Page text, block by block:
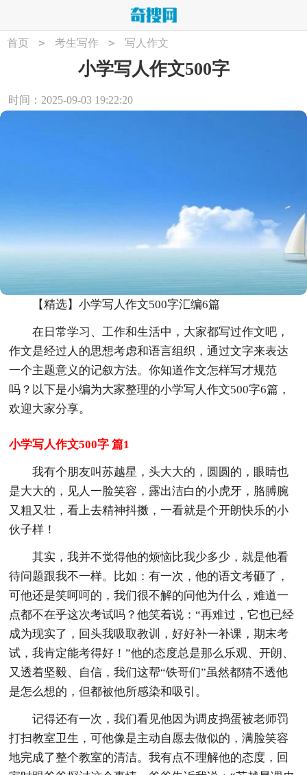
首页 > 考生写作 > 写人作文
小学写人作文500字
时间：2025-09-03 19:22:20
【精选】小学写人作文500字汇编6篇
在日常学习、工作和生活中，大家都写过作文吧，
作文是经过人的思想考虑和语言组织，通过文字来表达
一个主题意义的记叙方法。你知道作文怎样写才规范
吗？以下是小编为大家整理的小学写人作文500字6篇，
欢迎大家分享。
小学写人作文500字 篇1
我有个朋友叫苏越星，头大大的，圆圆的，眼睛也
是大大的，见人一脸笑容，露出洁白的小虎牙，胳膊腕
又粗又壮，看上去精神抖擞，一看就是个开朗快乐的小
伙子样！
其实，我并不觉得他的烦恼比我少多少，就是他看
待问题跟我不一样。比如：有一次，他的语文考砸了，
可他还是笑呵呵的，我们很不解的问他为什么，难道一
点都不在乎这次考试吗？他笑着说：“再难过，它也已经
成为现实了，回头我吸取教训，好好补一补课，期末考
试，我肯定能考得好！”他的态度总是那么乐观、开朗、
又透着坚毅、自信，我们这帮“铁哥们”虽然都猜不透他
是怎么想的，但都被他所感染和吸引。
记得还有一次，我们看见他因为调皮捣蛋被老师罚
打扫教室卫生，可他像是主动自愿去做似的，满脸笑容
地完成了整个教室的清洁。我有点不理解他的态度，回